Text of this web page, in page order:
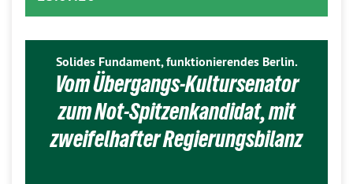
Solides Fundament, funktionierendes Berlin.
Vom Übergangs-Kultursenator
zum Not-Spitzenkandidat, mit
zweifelhafter Regierungsbilanz